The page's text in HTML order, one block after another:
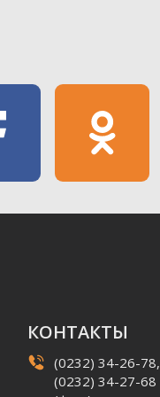
КОНТАКТЫ
(0232) 34-26-78,
(0232) 34-27-68